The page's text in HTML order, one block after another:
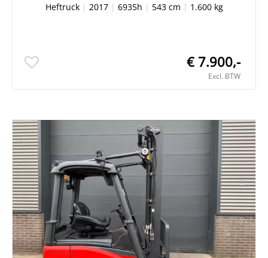
Heftruck| 2017| 6935h | 543 cm | 1.600 kg
€ 7.900,-
Excl. BTW